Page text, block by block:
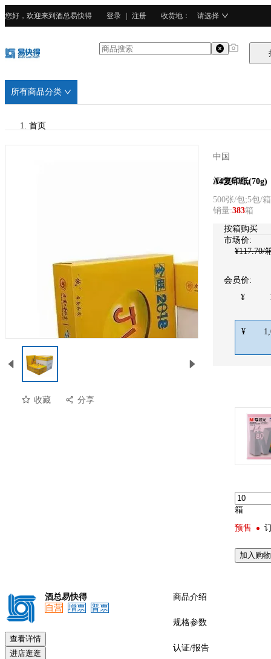
您好，欢迎来到酒总易快得 登录 注册 收货地 ： 请选择
所有商品分类
首页
预览
收藏 分享
中国
酒总精选
A4复印纸(70g)
500张/包;5包/箱
销量:383箱
按箱购买
市场价:
¥117.70/
会员价:
¥
¥
箱
预售
加入购
酒总易快得
自营
增票 普票
查看详情
进店逛逛
商品介绍
规格参数
认证/报告